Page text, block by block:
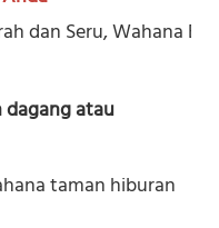
dagang atau
taman hiburan